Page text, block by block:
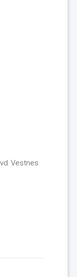
Vestnes